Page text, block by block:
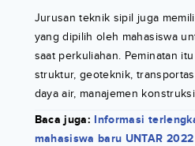
Jurusan teknik sipil juga
yang dipilih oleh mahasiswa
saat perkuliahan. Peminatan
struktur, geoteknik,
daya air, manajemen
Baca juga: Informasi
mahasiswa baru UNTAR 2022